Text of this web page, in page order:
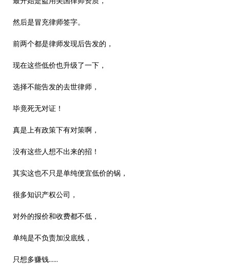
然后是冒充律师签字。
前两个都是律师发现后告发的，
现在这些低价也升级了一下，
选择不能告发的去世律师，
毕竟死无对证！
真是上有政策下有对策啊，
没有这些人想不出来的招！
其实这也不只是单纯便宜低价的锅，
很多知识产权公司，
对外的报价和收费都不低，
单纯是不负责加没底线，
只想多赚钱……